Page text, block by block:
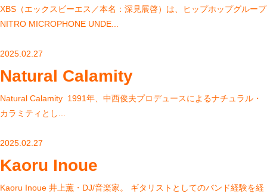
XBS（エックスビーエス／本名：深見展啓）は、ヒップホップグループ
NITRO MICROPHONE UNDE...
2025.02.27
Natural Calamity
Natural Calamity 1991年、中西俊夫プロデュースによるナチュラル・
カラミティとし...
2025.02.27
Kaoru Inoue
Kaoru Inoue 井上薫・DJ/音楽家。 ギタリストとしてのバンド経験を経